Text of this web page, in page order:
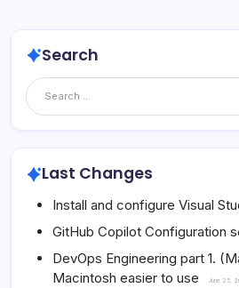
Search
Last Changes
Install and configure Visual
GitHub Copilot Configuration
DevOps Engineering part 1.
Macintosh easier to use
June 25,